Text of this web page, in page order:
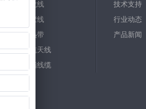
铁氟龙线
硅橡胶线
电伴热带
航空航天线
聚氨酯线缆
技术支持
行业动态
产品新闻